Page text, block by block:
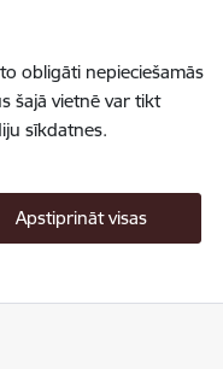
obligāti nepieciešamās
šajā vietnē var tikt
sīkdatnes.
Apstiprināt visas